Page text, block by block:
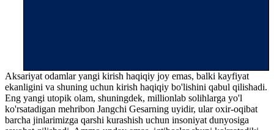
Aksariyat odamlar yangi kirish haqiqiy joy emas, balki kayfiyat
ekanligini va shuning uchun kirish haqiqiy bo'lishini qabul qilishadi.
Eng yangi utopik olam, shuningdek, millionlab solihlarga yo'l
ko'rsatadigan mehribon Jangchi Gesarning uyidir, ular oxir-oqibat
barcha jinlarimizga qarshi kurashish uchun insoniyat dunyosiga